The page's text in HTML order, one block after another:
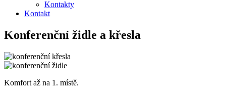
Kontakty
Kontakt
Konferenční židle a křesla
Komfort až na 1. místě.